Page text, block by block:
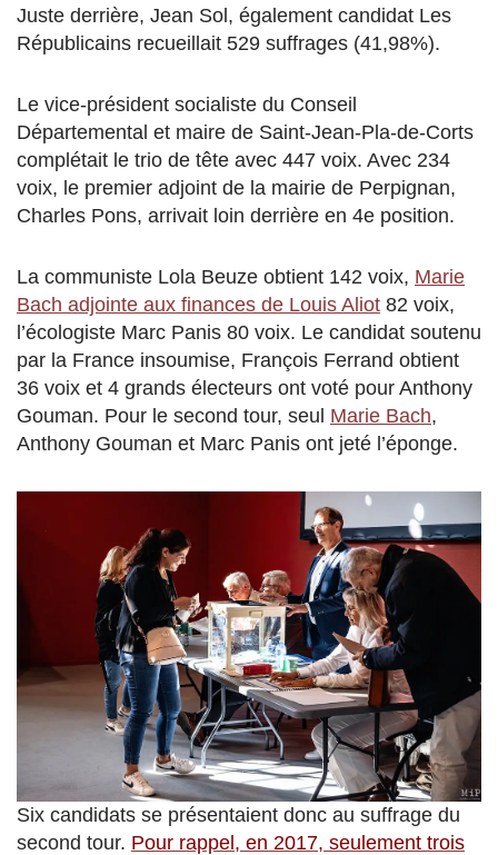
Juste derrière, Jean Sol, également candidat Les
Républicains recueillait 529 suffrages (41,98%).
Le vice-président socialiste du Conseil
Départemental et maire de Saint-Jean-Pla-de-Corts
complétait le trio de tête avec 447 voix. Avec 234
voix, le premier adjoint de la mairie de Perpignan,
Charles Pons, arrivait loin derrière en 4e position.
La communiste Lola Beuze obtient 142 voix, Marie
Bach adjointe aux finances de Louis Aliot 82 voix,
l’écologiste Marc Panis 80 voix. Le candidat soutenu
par la France insoumise, François Ferrand obtient
36 voix et 4 grands électeurs ont voté pour Anthony
Gouman. Pour le second tour, seul Marie Bach,
Anthony Gouman et Marc Panis ont jeté l’éponge.
Six candidats se présentaient donc au suffrage du
second tour. Pour rappel, en 2017, seulement trois